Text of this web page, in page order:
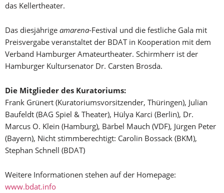
das Kellertheater.
Das diesjährige amarena-Festival und die festliche Gala mit
Preisvergabe veranstaltet der BDAT in Kooperation mit dem
Verband Hamburger Amateurtheater. Schirmherr ist der
Hamburger Kultursenator Dr. Carsten Brosda.
Die Mitglieder des Kuratoriums:
Frank Grünert (Kuratoriumsvorsitzender, Thüringen), Julian
Baufeldt (BAG Spiel & Theater), Hülya Karci (Berlin), Dr.
Marcus O. Klein (Hamburg), Bärbel Mauch (VDF), Jürgen Peter
(Bayern), Nicht stimmberechtigt: Carolin Bossack (BKM),
Stephan Schnell (BDAT)
Weitere Informationen stehen auf der Homepage:
www.bdat.info